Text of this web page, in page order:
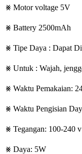
⨳ Motor voltage 5V
⨳ Battery 2500mAh
⨳ Tipe Daya : Dapat
⨳ Untuk : Wajah,
⨳ Waktu Pemakaian:
⨳ Waktu Pengisian
⨳ Tegangan: 100-240 v
⨳ Daya: 5W